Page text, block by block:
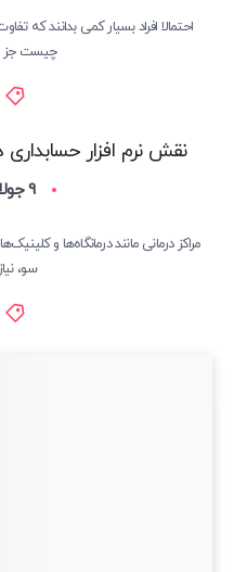
احتمالا افراد بسیار کمی بدانند که
چیست جز
نقش نرم افزار حسابداری
9 جولای, 2024
مراکز درمانی مانند درمانگاه‌ها و
سو،